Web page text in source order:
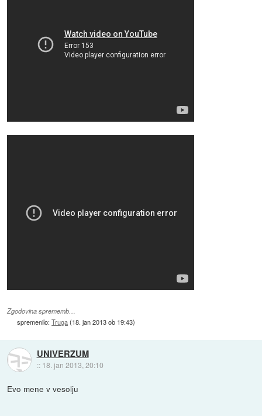
Zgodovina sprememb…
spremenilo:Truga(18. jan 2013 ob 19:43)
UNIVERZUM
:: 18. jan 2013, 20:10
Evo mene v vesolju